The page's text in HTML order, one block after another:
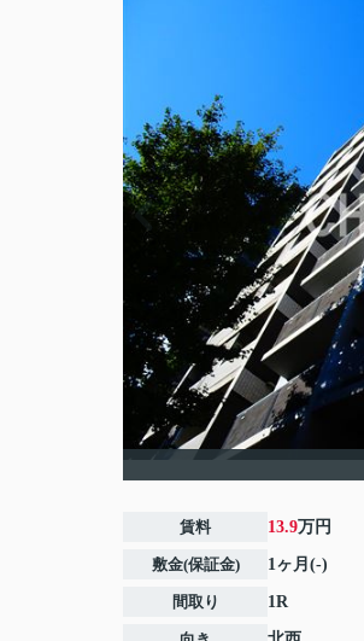
賃料 13.9万円
敷金(保証金) 1ヶ月(-)
間取り 1R